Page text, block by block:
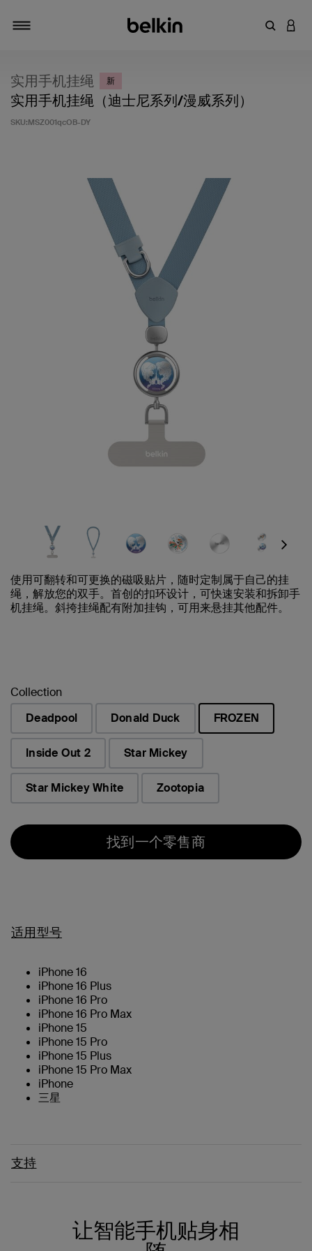
输入关键
登录
实用手机挂绳 新
实用手机挂绳（迪士尼系列/漫威系列）
SKU:MSZ001qcOB-DY
Next
使用可翻转和可更换的磁吸贴片，随时定制属于自己的挂
绳，解放您的双手。首创的扣环设计，可快速安装和拆卸手
机挂绳。斜挎挂绳配有附加挂钩，可用来悬挂其他配件。
Collection
Deadpool
Donald Duck
FROZEN
已选择
Inside Out 2
Star Mickey
Star Mickey White Zootopia
找到一个零售商
适用型号
iPhone 16
iPhone 16 Plus
iPhone 16 Pro
iPhone 16 Pro Max
iPhone 15
iPhone 15 Pro
iPhone 15 Plus
iPhone 15 Pro Max
iPhone
三星
支持
让智能手机贴身相